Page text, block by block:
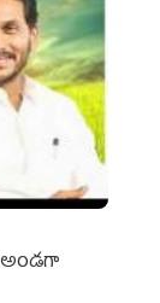
అండగా